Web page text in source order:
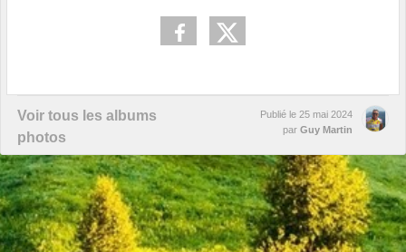
Voir tous les albums
photos
Publié le 25 mai 2024
par Guy Martin